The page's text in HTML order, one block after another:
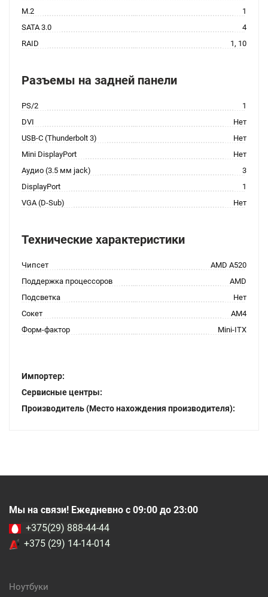
M.2
1
SATA 3.0
4
RAID
1, 10
Разъемы на задней панели
PS/2
1
DVI
Нет
USB-C (Thunderbolt 3)
Нет
Mini DisplayPort
Нет
Аудио (3.5 мм jack)
3
DisplayPort
1
VGA (D-Sub)
Нет
Технические характеристики
Чипсет
AMD A520
Поддержка процессоров
AMD
Подсветка
Нет
Сокет
AM4
Форм-фактор
Mini-ITX
Импортер:
Сервисные центры:
Производитель (Место нахождения производителя):
Мы на связи! Ежедневно с 09:00 до 23:00
+375(29) 888-44-44
+375 (29) 14-14-014
Ноутбуки